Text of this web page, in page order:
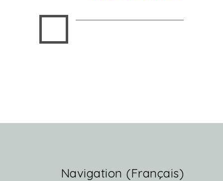
(Français) Navigation